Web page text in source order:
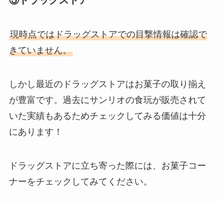
現時点ではドラッグストアでの目撃情報は確認で
きていません。
しかし最近のドラッグストアはお菓子の取り揃え
が豊富です。過去にサンリオの食玩が販売されて
いた実績もあるためチェックしてみる価値は十分
にあります！
ドラッグストアに立ち寄った際には、お菓子コー
ナーをチェックしてみてください。